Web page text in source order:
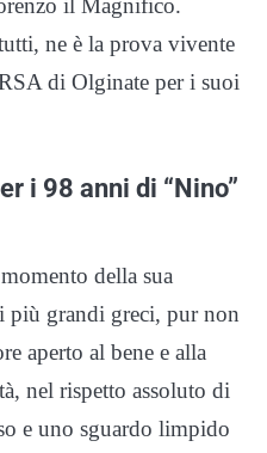
il Magnifico.
ne è la prova vivente
di Olginate per i suoi
i 98 anni di “Nino”
della sua
più grandi greci, pur non
aperto al bene e alla
nel rispetto assoluto di
e uno sguardo limpido